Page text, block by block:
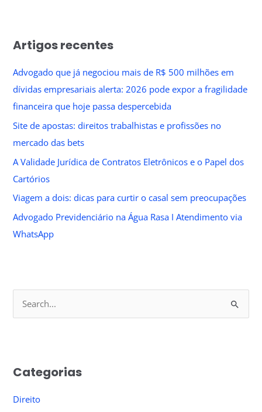
Artigos recentes
Advogado que já negociou mais de R$ 500 milhões em
dívidas empresariais alerta: 2026 pode expor a fragilidade
financeira que hoje passa despercebida
Site de apostas: direitos trabalhistas e profissões no
mercado das bets
A Validade Jurídica de Contratos Eletrônicos e o Papel dos
Cartórios
Viagem a dois: dicas para curtir o casal sem preocupações
Advogado Previdenciário na Água Rasa I Atendimento via
WhatsApp
c
Categorias
Direito